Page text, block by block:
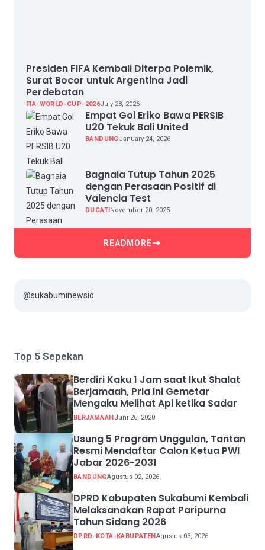
Presiden FIFA Kembali Diterpa Polemik,
Surat Bocor untuk Argentina Jadi
Perdebatan
FIA-WORLD-CUP-2026July 28, 2026
Empat Gol Eriko Bawa PERSIB
U20 Tekuk Bali United
BANDUNGJanuary 24, 2026
Bagnaia Tutup Tahun 2025
dengan Perasaan Positif di
Valencia Test
DUCATINovember 20, 2025
READMORE
@sukabuminewsid
Top 5 Sepekan
Berdiri Kaku 1 Jam saat Ikut Shalat
Berjamaah, Pria Ini Gemetar
Mengaku Melihat Api ketika Sadar
BERJAMAAHJuni 26, 2020
Usung 5 Program Unggulan, Tantan
Resmi Mendaftar Calon Ketua PWI
Jabar 2026-2031
BANDUNGAgustus 02, 2026
DPRD Kabupaten Sukabumi Kembali
Melaksanakan Rapat Paripurna
Tahun Sidang 2026
DPRD-KOTA-KABUPATENAgustus 03, 2026